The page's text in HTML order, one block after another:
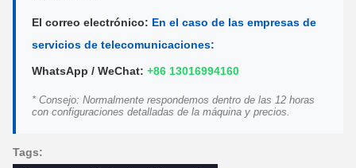
El correo electrónico: En el caso de las empresas de
servicios de telecomunicaciones:
WhatsApp / WeChat: +86 13016994160
* Consejo: Normalmente respondemos dentro de las 12 horas
con configuraciones detalladas de la máquina y precios.
Tags: